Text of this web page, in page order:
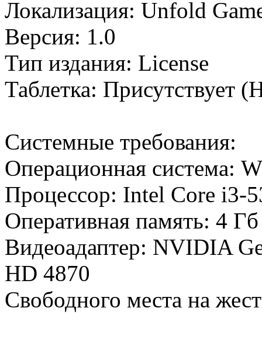
Локализация: Unfold
Версия: 1.0
Тип издания: License
Таблетка: Присутствует
Системные требования:
Операционная система:
Процессор: Intel Core i3-
Оперативная память: 4
Видеоадаптер: NVIDIA
HD 4870
Свободного места на